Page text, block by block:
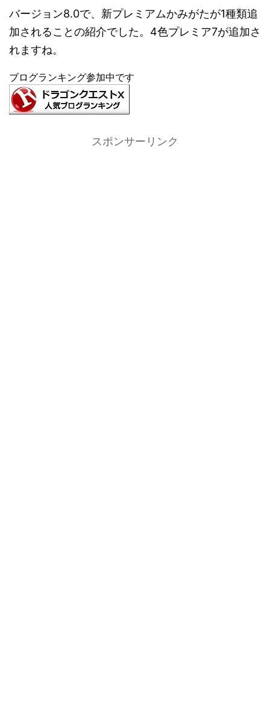
バージョン8.0で、新プレミアムかみがたが1種類追
加されることの紹介でした。4色プレミア7が追加さ
れますね。
ブログランキング参加中です
スポンサーリンク